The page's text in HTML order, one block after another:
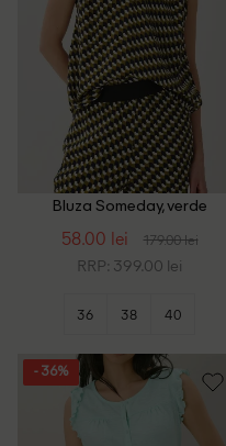
Bluza Someday, verde
58.00 lei 179.00 lei
RRP: 399.00 lei
36 38 40
- 36%